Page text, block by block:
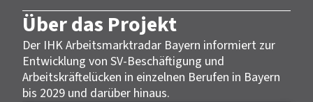
Über das Projekt
Der IHK Arbeitsmarktradar Bayern informiert zur
Entwicklung von SV-Beschäftigung und
Arbeitskräftelücken in einzelnen Berufen in Bayern
bis 2029 und darüber hinaus.